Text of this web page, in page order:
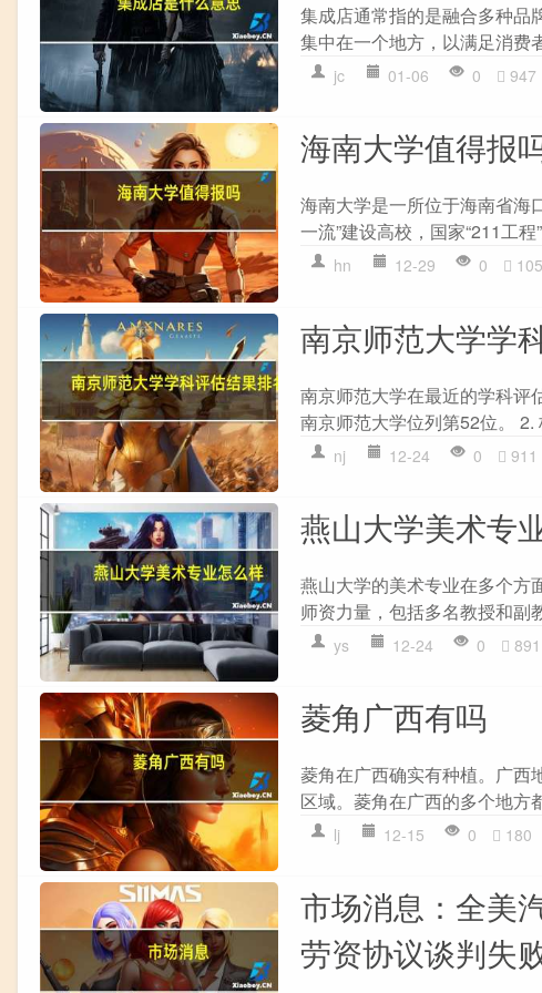
集成店通常指的是融合多种品
集中在一个地方，以满足消费
jc 01-06 0 947
海南大学值得报
海南大学是一所位于海南省海
一流”建设高校，国家“211工
hn 12-29 0 105
南京师范大学学
南京师范大学在最近的学科评
南京师范大学位列第52位。
nj 12-24 0 911
燕山大学美术专
燕山大学的美术专业在多个方
师资力量，包括多名教授和副
ys 12-24 0 891
菱角广西有吗
菱角在广西确实有种植。广西
区域。菱角在广西的多个地方
lj 12-15 0 180
市场消息：全美
劳资协议谈判失